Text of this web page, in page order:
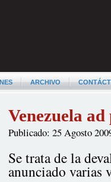
ARCHIVO
Venezuela
Publicado: 25 Agosto
Se trata de la
anunciado varias